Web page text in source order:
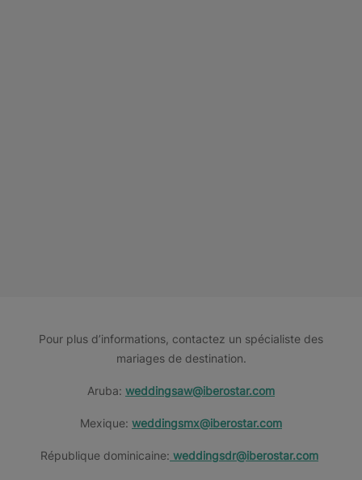
Pour plus d’informations, contactez un spécialiste des
mariages de destination.
Aruba: weddingsaw@iberostar.com
Mexique: weddingsmx@iberostar.com
République dominicaine: weddingsdr@iberostar.com